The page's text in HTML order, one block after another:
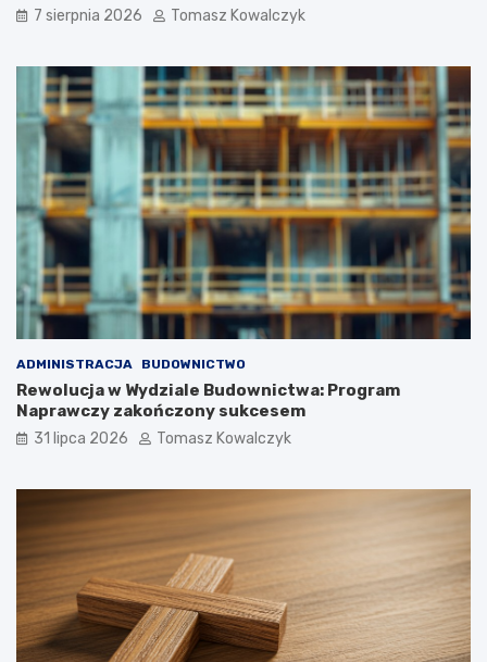
7 sierpnia 2026 Tomasz Kowalczyk
ADMINISTRACJA BUDOWNICTWO
Rewolucja w Wydziale Budownictwa: Program
Naprawczy zakończony sukcesem
31 lipca 2026 Tomasz Kowalczyk